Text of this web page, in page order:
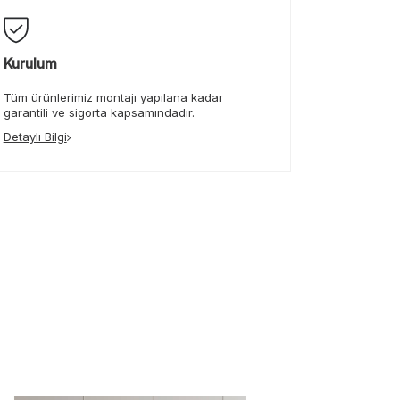
Kurulum
Tüm ürünlerimiz montajı yapılana kadar
garantili ve sigorta kapsamındadır.
Detaylı Bilgi